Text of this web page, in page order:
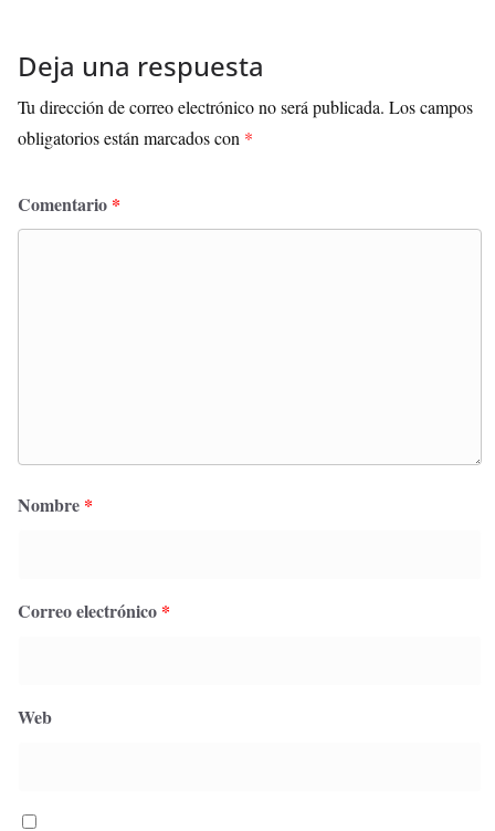
Deja una respuesta
Tu dirección de correo electrónico no será publicada. Los campos
obligatorios están marcados con *
Comentario *
Nombre *
Correo electrónico *
Web